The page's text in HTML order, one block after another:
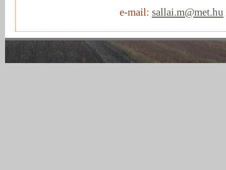
e-mail: sallai.m@met.hu